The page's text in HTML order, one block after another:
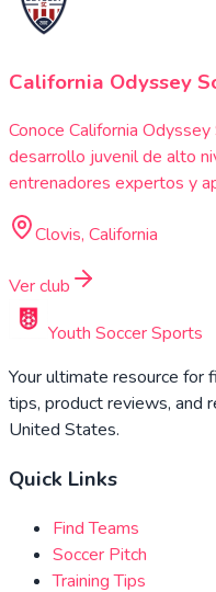
California Odyssey
Conoce California
desarrollo juvenil de alto
entrenadores expertos y
Clovis, California
Ver club
Youth Soccer Sports
Your ultimate resource for
tips, product reviews, and
United States.
Quick Links
Find Teams
Soccer Pitch
Training Tips